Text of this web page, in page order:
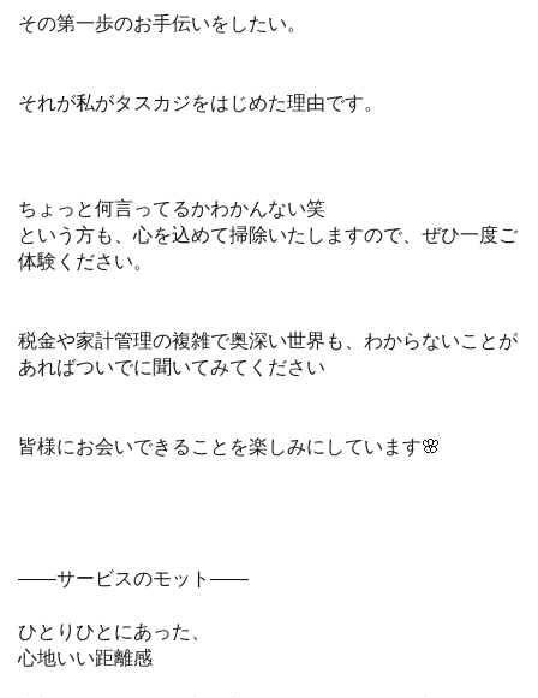
その第一歩のお手伝いをしたい。
それが私がタスカジをはじめた理由です。
ちょっと何言ってるかわかんない笑
という方も、心を込めて掃除いたしますので、ぜひ一度ご
体験ください。
税金や家計管理の複雑で奥深い世界も、わからないことが
あればついでに聞いてみてください
皆様にお会いできることを楽しみにしています🌸
——サービスのモット——
ひとりひとにあった、
心地いい距離感